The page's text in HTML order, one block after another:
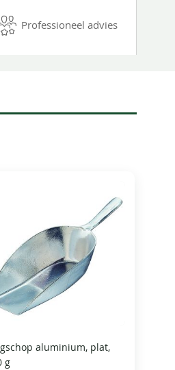
Professioneel advies
aluminium, plat,
g